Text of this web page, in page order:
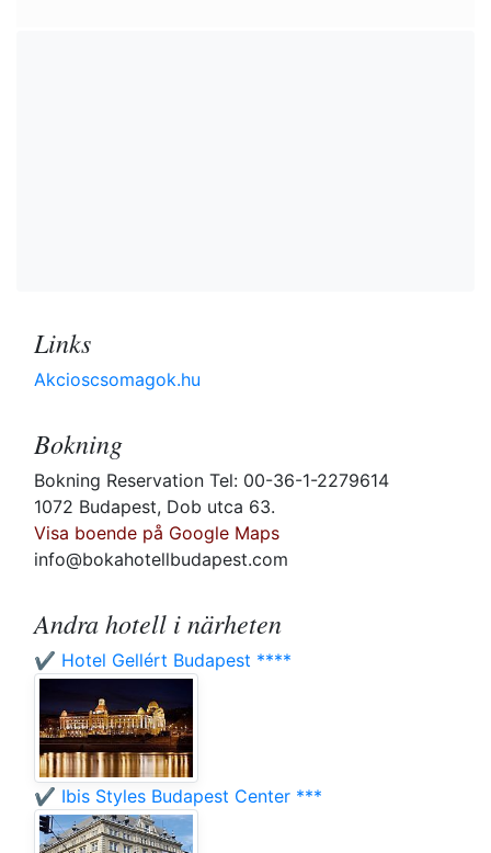
Links
Akcioscsomagok.hu
Bokning
Bokning Reservation Tel: 00-36-1-2279614
1072 Budapest, Dob utca 63.
Visa boende på Google Maps
info@bokahotellbudapest.com
Andra hotell i närheten
✔️ Hotel Gellért Budapest ****
✔️ Ibis Styles Budapest Center ***